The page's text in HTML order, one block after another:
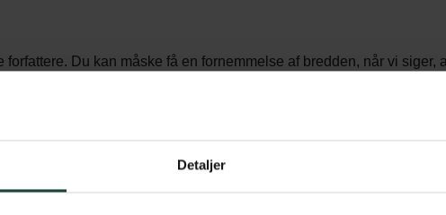
Detaljer
Du kan måske få en fornemmelse af bredden, når vi siger,
Woolf, T.S. Eliot, Franz Kafka, Sylvia Plath, Ursula K. Le Guin,